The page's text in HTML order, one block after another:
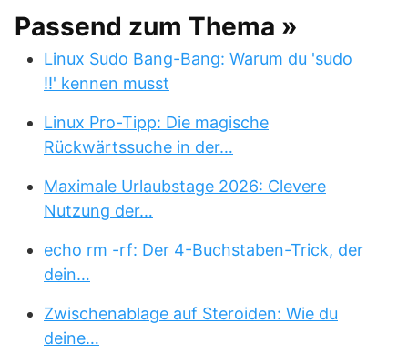
Passend zum Thema »
Linux Sudo Bang-Bang: Warum du 'sudo
!!' kennen musst
Linux Pro-Tipp: Die magische
Rückwärtssuche in der…
Maximale Urlaubstage 2026: Clevere
Nutzung der…
echo rm -rf: Der 4-Buchstaben-Trick, der
dein…
Zwischenablage auf Steroiden: Wie du
deine…